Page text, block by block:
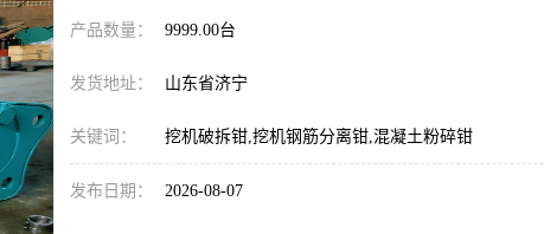
产品数量： 9999.00台
发货地址： 山东省济宁
关键词： 挖机破拆钳,挖机钢筋分离钳,混凝土粉碎钳
发布日期： 2026-08-07